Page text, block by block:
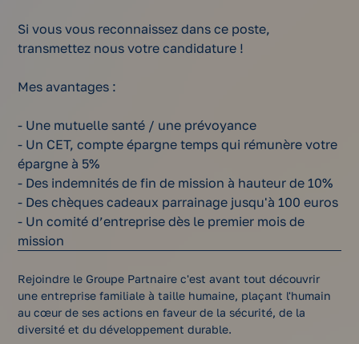
Si vous vous reconnaissez dans ce poste,
transmettez nous votre candidature !
Mes avantages :
- Une mutuelle santé / une prévoyance
- Un CET, compte épargne temps qui rémunère votre
épargne à 5%
- Des indemnités de fin de mission à hauteur de 10%
- Des chèques cadeaux parrainage jusqu'à 100 euros
- Un comité d’entreprise dès le premier mois de
mission
Rejoindre le Groupe Partnaire c'est avant tout découvrir
une entreprise familiale à taille humaine, plaçant l'humain
au cœur de ses actions en faveur de la sécurité, de la
diversité et du développement durable.